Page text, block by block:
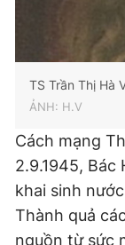
TS Trần Thị Hà
ẢNH: H.V
Cách mạng
2.9.1945, Bác
khai sinh
Thành quả
nguồn từ sức